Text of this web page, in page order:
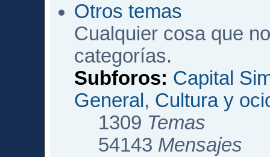
Otros temas
Cualquier cosa que
categorías.
Subforos: Capital
General , Cultura y
1309 Temas
54143 Mensajes